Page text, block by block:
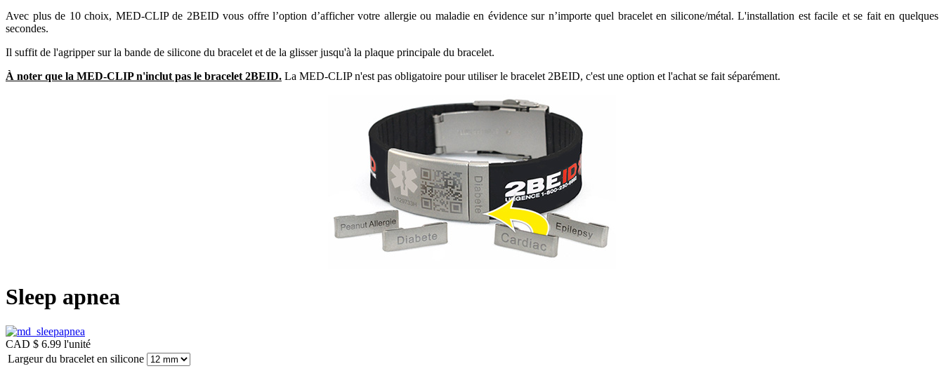
Avec plus de 10 choix, MED-CLIP de 2BEID vous offre l’option d’afficher votre allergie ou maladie en évidence sur n’importe quel bracelet en silicone/métal. L'installation est facile et se fait en quelques
secondes.
Il suffit de l'agripper sur la bande de silicone du bracelet et de la glisser jusqu'à la plaque principale du bracelet.
À noter que la MED-CLIP n'inclut pas le bracelet 2BEID. La MED-CLIP n'est pas obligatoire pour utiliser le bracelet 2BEID, c'est une option et l'achat se fait séparément.
Sleep apnea
CAD $ 6.99 l'unité
Largeur du bracelet en silicone